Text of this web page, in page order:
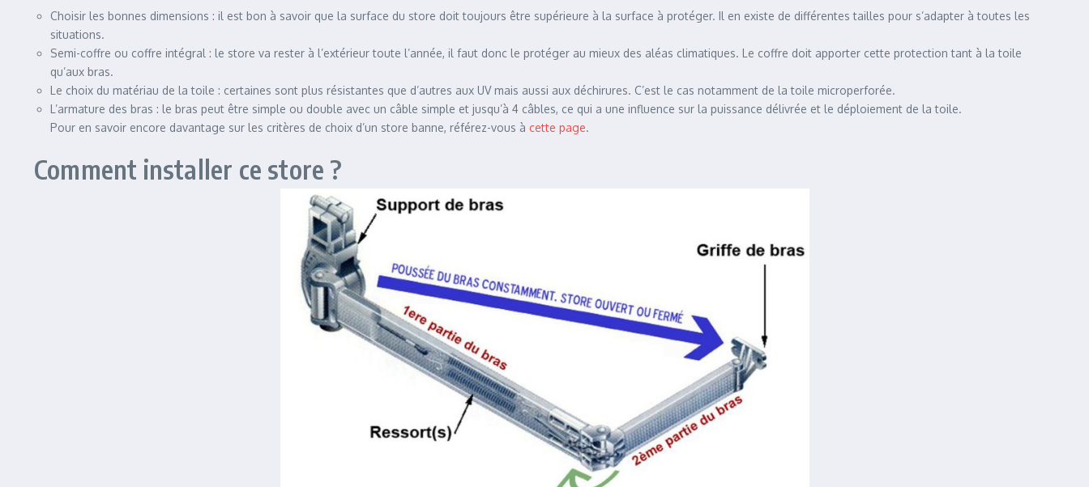
Choisir les bonnes dimensions : il est bon à savoir que la surface du store doit toujours être supérieure à la surface à protéger. Il en existe de différentes tailles pour s’adapter à toutes les
situations.
Semi-coffre ou coffre intégral : le store va rester à l’extérieur toute l’année, il faut donc le protéger au mieux des aléas climatiques. Le coffre doit apporter cette protection tant à la toile
qu’aux bras.
Le choix du matériau de la toile : certaines sont plus résistantes que d’autres aux UV mais aussi aux déchirures. C’est le cas notamment de la toile microperforée.
L’armature des bras : le bras peut être simple ou double avec un câble simple et jusqu’à 4 câbles, ce qui a une influence sur la puissance délivrée et le déploiement de la toile.
Pour en savoir encore davantage sur les critères de choix d’un store banne, référez-vous à cette page.
Comment installer ce store ?